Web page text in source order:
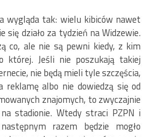
wygląda tak: wielu kibiców nawet
się działo za tydzień na Widzewie.
co, ale nie są pewni kiedy, z kim
której. Jeśli nie poszukają takiej
nie będą mieli tyle szczęścia,
reklamę albo nie dowiedzą się od
znajomych, to zwyczajnie
stadionie. Wtedy straci PZPN i
razem będzie mogło